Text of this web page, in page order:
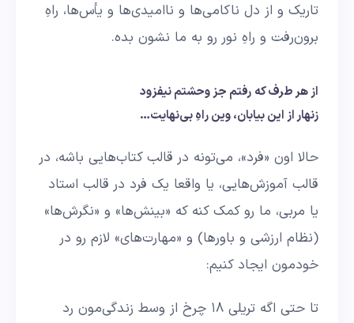
تاریک و از دل ناکامی‌ها و ناامیدی‌ها و یأس‌ها، راهِ
برون‌رفت و راهِ نور رو به ما نشون بده.
از هر طرف که رفتم جز وحشتم نیفزود
زنهار از این بیابان، وین راهِ بی‌نهایت…
حالا اون «فرد»،‌ می‌تونه در قالب کتاب‌هایی باشه، در
قالب آموزش‌هایی، یا واقعا یک فرد در قالب استاد
یا مربی، ما رو کمک کنه که «بینش‌ها» و «نگرش‌ها»
(نظام ارزشی و باورها) و «مهارت‌های» لازم رو در
خودمون ایجاد کنیم:
تا حتی اگه تریلی ۱۸ چرخ از وسط زندگی‌مون رد